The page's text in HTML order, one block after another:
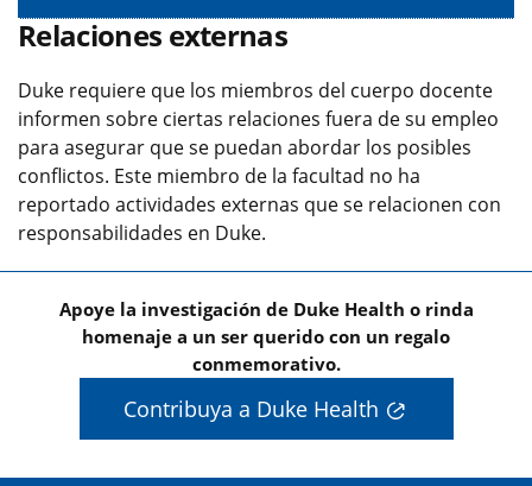
Relaciones externas
Duke requiere que los miembros del cuerpo docente
informen sobre ciertas relaciones fuera de su empleo
para asegurar que se puedan abordar los posibles
conflictos. Este miembro de la facultad no ha
reportado actividades externas que se relacionen con
responsabilidades en Duke.
Apoye la investigación de Duke Health o rinda
homenaje a un ser querido con un regalo
conmemorativo.
Contribuya a Duke Health